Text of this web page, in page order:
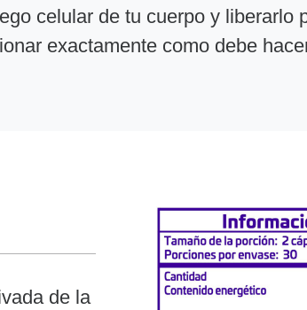
celular de tu cuerpo y liberarlo
exactamente como debe
de la